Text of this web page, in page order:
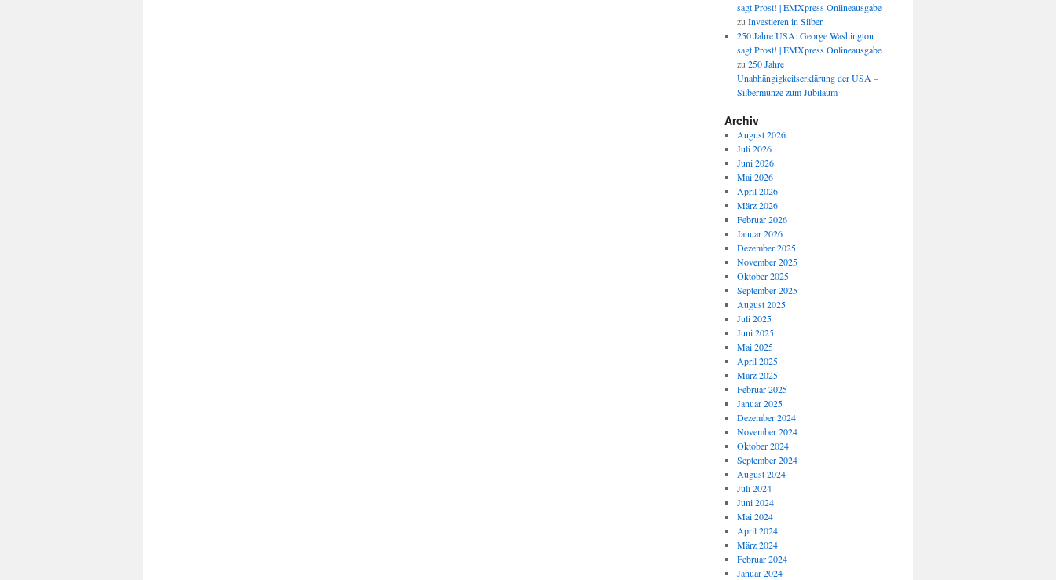
sagt Prost! | EMXpress Onlineausgabe
zu Investieren in Silber
250 Jahre USA: George Washington
sagt Prost! | EMXpress Onlineausgabe
zu 250 Jahre
Unabhängigkeitserklärung der USA –
Silbermünze zum Jubiläum
Archiv
August 2026
Juli 2026
Juni 2026
Mai 2026
April 2026
März 2026
Februar 2026
Januar 2026
Dezember 2025
November 2025
Oktober 2025
September 2025
August 2025
Juli 2025
Juni 2025
Mai 2025
April 2025
März 2025
Februar 2025
Januar 2025
Dezember 2024
November 2024
Oktober 2024
September 2024
August 2024
Juli 2024
Juni 2024
Mai 2024
April 2024
März 2024
Februar 2024
Januar 2024